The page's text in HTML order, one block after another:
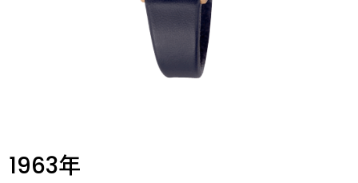
1963年